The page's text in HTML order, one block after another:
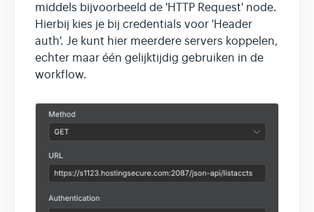
middels bijvoorbeeld de 'HTTP Request' node.
Hierbij kies je bij credentials voor 'Header
auth'. Je kunt hier meerdere servers koppelen,
echter maar één gelijktijdig gebruiken in de
workflow.